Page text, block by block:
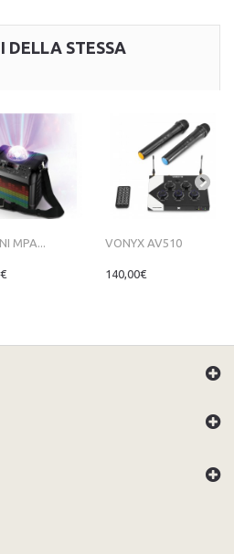
DELLA STESSA
MPA... VONYX AV510
140,00€